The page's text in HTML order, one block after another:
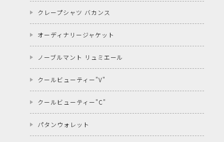
クレープシャツ バカンス
オーディナリージャケット
ノーブルマント リュミエール
クールビューティー"V"
クールビューティー"C"
パタンウォレット